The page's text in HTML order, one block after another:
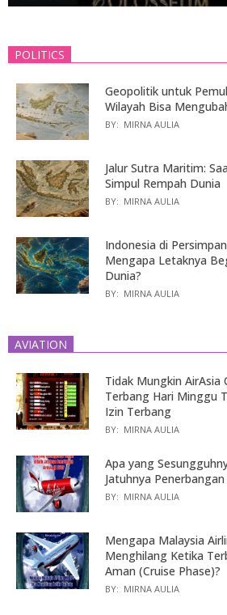
POLITICS
Geopolitik untuk
Wilayah Bisa
BY: MIRNA AULIA
Jalur Sutra Maritim:
Simpul Rempah Dunia
BY: MIRNA AULIA
Indonesia di
Mengapa Letaknya
Dunia?
BY: MIRNA AULIA
AVIATION
Tidak Mungkin AirAsia
Terbang Hari Minggu
Izin Terbang
BY: MIRNA AULIA
Apa yang
Jatuhnya
BY: MIRNA AULIA
Mengapa Malaysia
Menghilang Ketika
Aman (Cruise Phase)?
BY: MIRNA AULIA